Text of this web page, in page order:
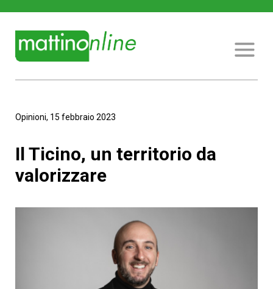
Opinioni, 15 febbraio 2023
Il Ticino, un territorio da
valorizzare